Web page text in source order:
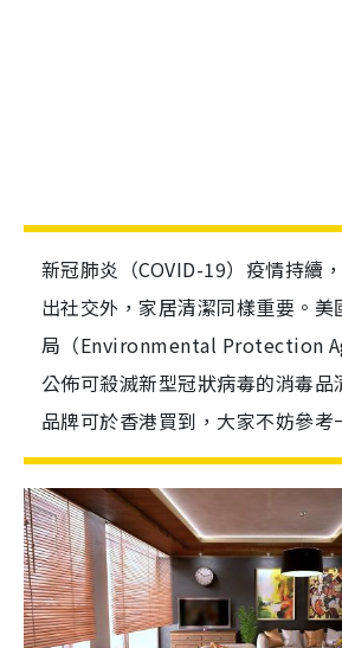
新冠肺炎（COVID-19）疫情持續
出社交外，家居清潔同樣重要。美
局（Environmental Protection
公佈可殺滅新型冠狀病毒的消毒品
品牌可於香港買到，大家不妨參考